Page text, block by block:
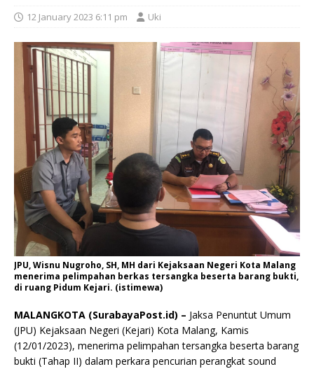
12 January 2023 6:11 pm Uki
JPU, Wisnu Nugroho, SH, MH dari Kejaksaan Negeri Kota Malang
menerima pelimpahan berkas tersangka beserta barang bukti,
di ruang Pidum Kejari. (istimewa)
MALANGKOTA (SurabayaPost.id) – Jaksa Penuntut Umum
(JPU) Kejaksaan Negeri (Kejari) Kota Malang, Kamis
(12/01/2023), menerima pelimpahan tersangka beserta barang
bukti (Tahap II) dalam perkara pencurian perangkat sound